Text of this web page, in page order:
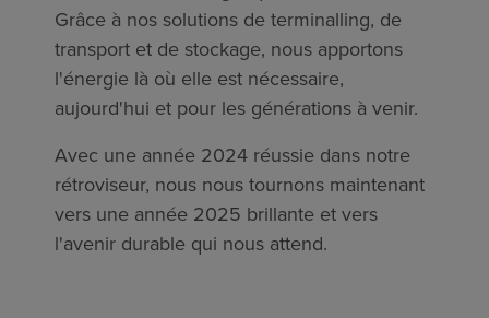
Grâce à nos solutions de terminalling, de
transport et de stockage, nous apportons
l'énergie là où elle est nécessaire,
aujourd'hui et pour les générations à venir.
Avec une année 2024 réussie dans notre
rétroviseur, nous nous tournons maintenant
vers une année 2025 brillante et vers
l'avenir durable qui nous attend.